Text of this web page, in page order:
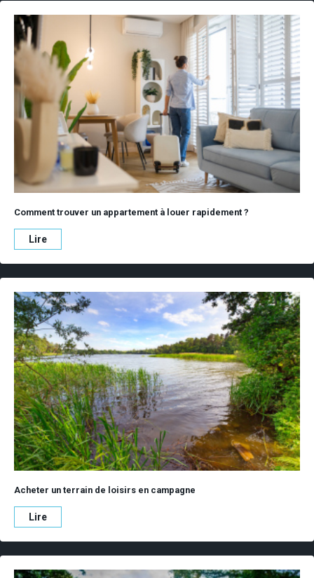
Comment trouver un appartement à louer rapidement ?
Lire
Acheter un terrain de loisirs en campagne
Lire